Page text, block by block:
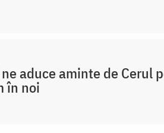
aduce aminte de Cerul
în noi